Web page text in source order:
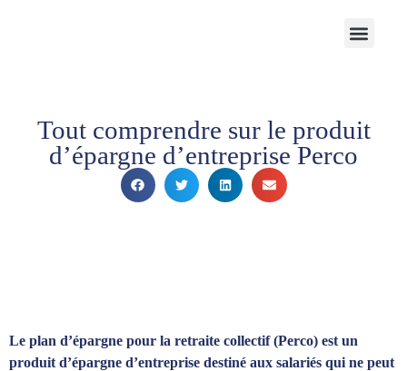
Tout comprendre sur le produit
d’épargne d’entreprise Perco
Le plan d’épargne pour la retraite collectif (Perco) est un
produit d’épargne d’entreprise destiné aux salariés qui ne peut